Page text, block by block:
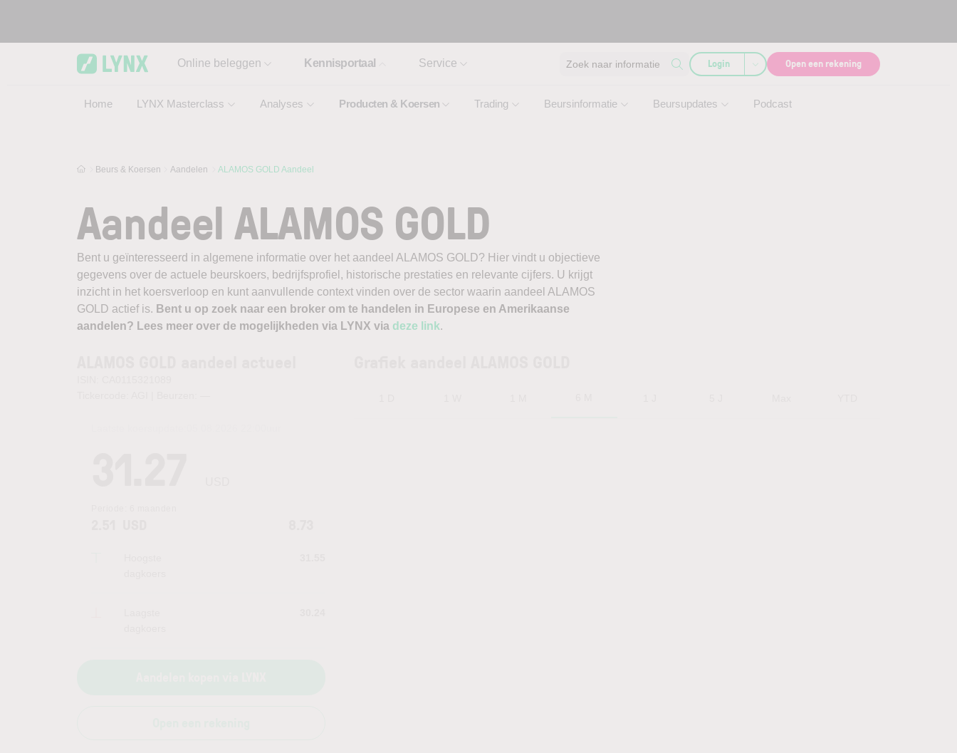
Online beleggen Kennisportaal
Home LYNX Masterclass Analyses Producten & Koersen Trading Beursinformatie Beursupdates Podcast
Service Zoek naar informatie Login Open een rekening
Beurs & Koersen Aandelen ALAMOS GOLD Aandeel
Aandeel ALAMOS GOLD
Bent u geïnteresseerd in algemene informatie over het aandeel ALAMOS GOLD? Hier vindt u objectieve
gegevens over de actuele beurskoers, bedrijfsprofiel, historische prestaties en relevante cijfers. U krijgt
inzicht in het koersverloop en kunt aanvullende context vinden over de sector waarin aandeel ALAMOS
GOLD actief is. Bent u op zoek naar een broker om te handelen in Europese en Amerikaanse
aandelen? Lees meer over de mogelijkheden via LYNX via deze link.